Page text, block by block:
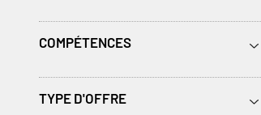
COMPÉTENCES
TYPE D'OFFRE